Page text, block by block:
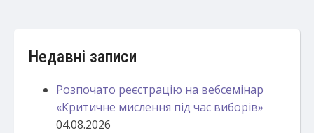
Недавні записи
Розпочато реєстрацію на вебсемінар
«Критичне мислення під час виборів»
04.08.2026